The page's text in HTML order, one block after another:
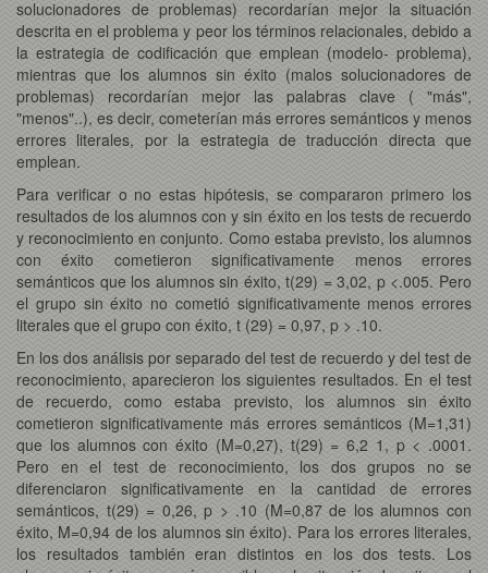
solucionadores de problemas) recordarían mejor la situación
descrita en el problema y peor los términos relacionales, debido a
la estrategia de codificación que emplean (modelo- problema),
mientras que los alumnos sin éxito (malos solucionadores de
problemas) recordarían mejor las palabras clave ( "más",
"menos"..), es decir, cometerían más errores semánticos y menos
errores literales, por la estrategia de traducción directa que
emplean.
Para verificar o no estas hipótesis, se compararon primero los
resultados de los alumnos con y sin éxito en los tests de recuerdo
y reconocimiento en conjunto. Como estaba previsto, los alumnos
con éxito cometieron significativamente menos errores
semánticos que los alumnos sin éxito, t(29) = 3,02, p <.005. Pero
el grupo sin éxito no cometió significativamente menos errores
literales que el grupo con éxito, t (29) = 0,97, p > .10.
En los dos análisis por separado del test de recuerdo y del test de
reconocimiento, aparecieron los siguientes resultados. En el test
de recuerdo, como estaba previsto, los alumnos sin éxito
cometieron significativamente más errores semánticos (M=1,31)
que los alumnos con éxito (M=0,27), t(29) = 6,2 1, p < .0001.
Pero en el test de reconocimiento, los dos grupos no se
diferenciaron significativamente en la cantidad de errores
semánticos, t(29) = 0,26, p > .10 (M=0,87 de los alumnos con
éxito, M=0,94 de los alumnos sin éxito). Para los errores literales,
los resultados también eran distintos en los dos tests. Los